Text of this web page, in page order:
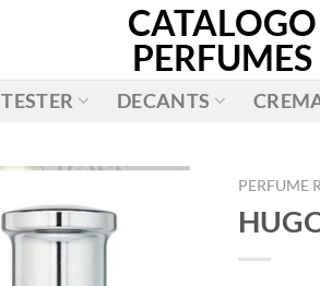
CATALOGO
PERFUMES
TESTER DECANTS
AÑADIR
PERFUME